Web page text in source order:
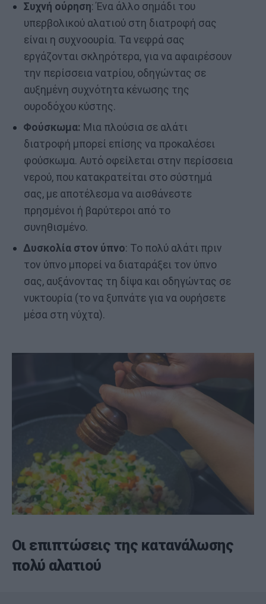
Συχνή ούρηση: Ένα άλλο σημάδι του
υπερβολικού αλατιού στη διατροφή σας
είναι η συχνοουρία. Τα νεφρά σας
εργάζονται σκληρότερα, για να αφαιρέσουν
την περίσσεια νατρίου, οδηγώντας σε
αυξημένη συχνότητα κένωσης της
ουροδόχου κύστης.
Φούσκωμα: Μια πλούσια σε αλάτι
διατροφή μπορεί επίσης να προκαλέσει
φούσκωμα. Αυτό οφείλεται στην περίσσεια
νερού, που κατακρατείται στο σύστημά
σας, με αποτέλεσμα να αισθάνεστε
πρησμένοι ή βαρύτεροι από το
συνηθισμένο.
Δυσκολία στον ύπνο: Το πολύ αλάτι πριν
τον ύπνο μπορεί να διαταράξει τον ύπνο
σας, αυξάνοντας τη δίψα και οδηγώντας σε
νυκτουρία (το να ξυπνάτε για να ουρήσετε
μέσα στη νύχτα).
Οι επιπτώσεις της κατανάλωσης
πολύ αλατιού